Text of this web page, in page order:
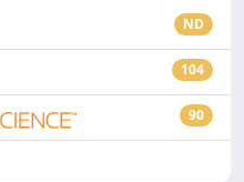
ND
104
90